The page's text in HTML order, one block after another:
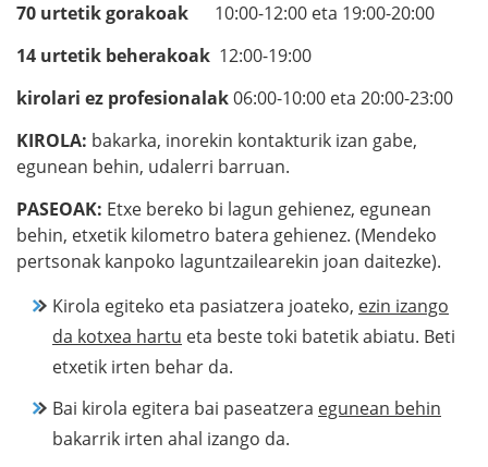
70 urtetik gorakoak 10:00-12:00 eta 19:00-20:00
14 urtetik beherakoak 12:00-19:00
kirolari ez profesionalak06:00-10:00 eta 20:00-23:00
KIROLA: bakarka, inorekin kontakturik izan gabe,
egunean behin, udalerri barruan.
PASEOAK: Etxe bereko bi lagun gehienez, egunean
behin, etxetik kilometro batera gehienez. (Mendeko
pertsonak kanpoko laguntzailearekin joan daitezke).
Kirola egiteko eta pasiatzera joateko, ezin izango
da kotxea hartu eta beste toki batetik abiatu. Beti
etxetik irten behar da.
Bai kirola egitera bai paseatzera egunean behin
bakarrik irten ahal izango da.